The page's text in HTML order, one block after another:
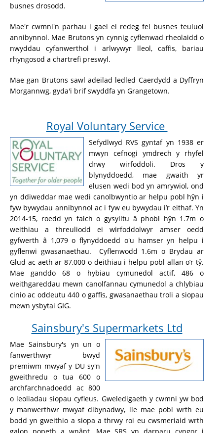
busnes drosodd.
Mae'r cwmni'n parhau i gael ei redeg fel busnes teuluol
annibynnol. Mae Brutons yn cynnig cyflenwad rheolaidd o
nwyddau cyfanwerthol i arlwywyr lleol, caffis, bariau
rhyngosod a chartrefi preswyl.
Mae gan Brutons sawl adeilad ledled Caerdydd a Dyffryn
Morgannwg, gyda'i brif swyddfa yn Grangetown.
Royal Voluntary Service
Sefydlwyd RVS gyntaf yn 1938 er
mwyn cefnogi ymdrech y rhyfel
drwy wirfoddoli. Dros y
blynyddoedd, mae gwaith yr
elusen wedi bod yn amrywiol, ond
yn ddiweddar mae wedi canolbwyntio ar helpu pobl hŷn i
fyw bywydau annibynnol ac i fyw eu bywydau i’r eithaf. Yn
2014-15, roedd yn falch o gysylltu â phobl hŷn 1.7m o
weithiau a threuliodd ei wirfoddolwyr amser oedd
gyfwerth â 1,079 o flynyddoedd o'u hamser yn helpu i
gyflenwi gwasanaethau. Cyflenwodd 1.6m o Brydau ar
Glud ac aeth ar 87,000 o deithiau i helpu pobl allan o’r tŷ.
Mae ganddo 68 o hybiau cymunedol actif, 486 o
weithgareddau mewn canolfannau cymunedol a chlybiau
cinio ac oddeutu 440 o gaffis, gwasanaethau troli a siopau
mewn ysbytai GIG.
Sainsbury's Supermarkets Ltd
Mae Sainsbury's yn un o
fanwerthwyr bwyd
premiwm mwyaf y DU sy'n
gweithredu o tua 600 o
archfarchnadoedd ac 800
o leoliadau siopau cyfleus. Gweledigaeth y cwmni yw bod
y manwerthwr mwyaf dibynadwy, lle mae pobl wrth eu
bodd yn gweithio a siopa a thrwy roi eu cwsmeriaid wrth